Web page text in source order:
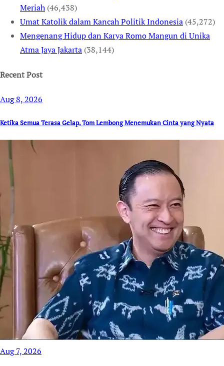
Meriah (46,438)
Umat Katolik dalam Kancah Politik Indonesia (45,272)
Mengenang Hidup dan Karya Romo Mangun di Unika
Atma Jaya Jakarta (38,144)
Recent Post
Aug 8, 2026
Ketika Semua Terasa Gelap, Tom Lembong Menemukan Cinta yang Nyata
Aug 7, 2026